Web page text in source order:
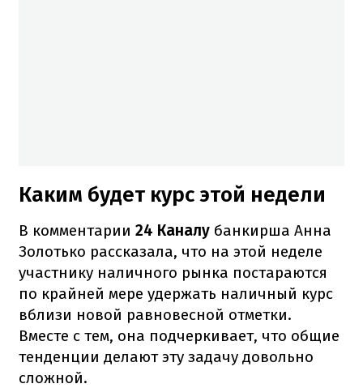
Каким будет курс этой недели
В комментарии 24 Каналу банкирша Анна
Золотько рассказала, что на этой неделе
участнику наличного рынка постараются
по крайней мере удержать наличный курс
вблизи новой равновесной отметки.
Вместе с тем, она подчеркивает, что общие
тенденции делают эту задачу довольно
сложной.